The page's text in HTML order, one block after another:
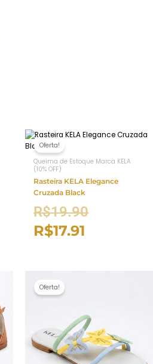
Oferta!
Queima de Estoque Marca KELA
(10% OFF)
Rasteira KELA Elegance
Cruzada Black
R$19.90
R$17.91
Oferta!